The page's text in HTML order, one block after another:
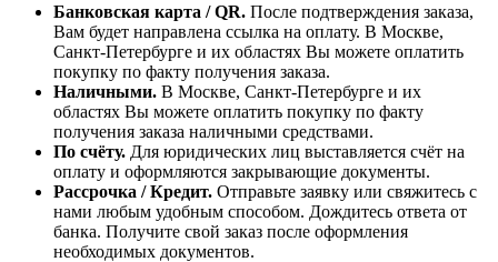
Банковская карта / QR. После подтверждения заказа,
Вам будет направлена ссылка на оплату. В Москве,
Санкт-Петербурге и их областях Вы можете оплатить
покупку по факту получения заказа.
Наличными. В Москве, Санкт-Петербурге и их
областях Вы можете оплатить покупку по факту
получения заказа наличными средствами.
По счёту. Для юридических лиц выставляется счёт на
оплату и оформляются закрывающие документы.
Рассрочка / Кредит. Отправьте заявку или свяжитесь с
нами любым удобным способом. Дождитесь ответа от
банка. Получите свой заказ после оформления
необходимых документов.